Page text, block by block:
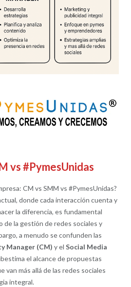
vs #PymesUnidas
CM vs SMM vs #PymesUnidas?
donde cada interacción cuenta y
la diferencia, es fundamental
la gestión de redes sociales y
a menudo se confunden las
Manager (CM) y el Social Media
el alcance de propuestas
van más allá de las redes sociales
integral.